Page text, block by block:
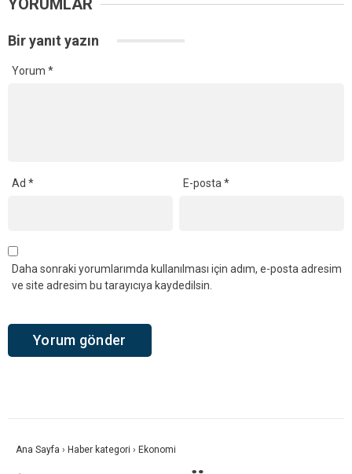
YORUMLAR
Bir yanıt yazın
Yorum *
Ad * E-posta*
Daha sonraki yorumlarımda kullanılması için adım, e-posta adresim
ve site adresim bu tarayıcıya kaydedilsin.
Ana Sayfa › Haber kategori › Ekonomi